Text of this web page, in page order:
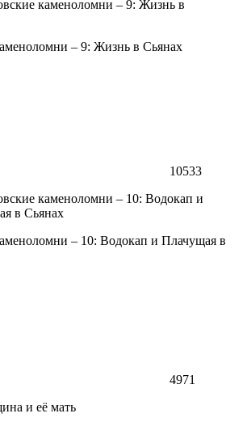
– 9: Жизнь в Сьянах
10533
– 10: Водокап и Плачущая в
4971